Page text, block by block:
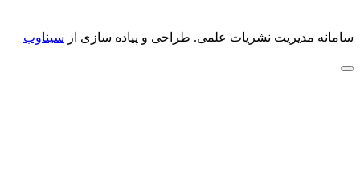
سامانه مدیریت نشریات علمی. طراحی و پیاده سازی از سیناوب